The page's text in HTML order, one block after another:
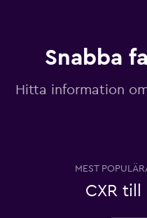
Snabba
Hitta information
MEST
CXR till